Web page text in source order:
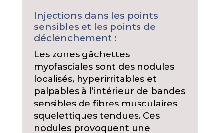
Injections dans les points
sensibles et les points de
déclenchement :
Les zones gâchettes
myofasciales sont des nodules
localisés, hyperirritables et
palpables à l’intérieur de bandes
sensibles de fibres musculaires
squelettiques tendues. Ces
nodules provoquent une